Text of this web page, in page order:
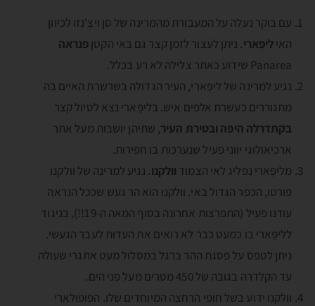
עם בוקר נעלה על המעבורת מהמרינה של סן ויצֶ'נְזו לכיוון
האיליפָּארי. ניתן לעצור לזמן קצר גם באי הקטןפנראה
Panarea שידוע כאתר צלילה לא רע בכלל.
נגיע למרינה של ליפָּארי, העיר הגדולה בשרשרת האיים בה
מתגוררים כעשרת אלפים איש. בליפָּארי נצא לטיול קצר
בקתדרלה היפה ובטירת העיר, שתיהן יושבות מעל אתר
ארכיאולוגי יווני פעיל שנערכות בו חפירות.
מליפָּארי נפליג לאי הצמוד וולקנו. נגיע למרינה של וולקנו
פורטו, הכפר הגדול באי. וולקנו הוא הר געש שככל הנראה
עודנו פעיל (התפרצות אחרונה בסוף המאה ה-19!!), בניגוד
לליפָּארי בו כמעט כבר לא רואים את העדות לעבר הגעשי.
ניתן לטפס על פסגת ההר ברגל במסלול מעט אתגרי שעולה
עד הקלדרה בגובה של 450 מטרים מעל פני הים.
וולקנו ידוע בשל חופי הרחצה המיוחדים שלו. הפופולארי